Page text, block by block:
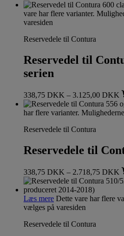
vare har flere varianter.
varesiden
Reservedele til Contura
Reservedel til
serien
338,75 DKK – 3.125,00 DKK
har flere varianter.
Reservedele til Contura
Reservedele til
338,75 DKK – 2.718,75 DKK
Læs mere Dette vare har flere
vælges på varesiden
Reservedele til Contura